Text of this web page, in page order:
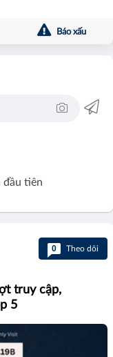
Báo xấu
đầu tiên
0 Theo dõi
truy cập,
5